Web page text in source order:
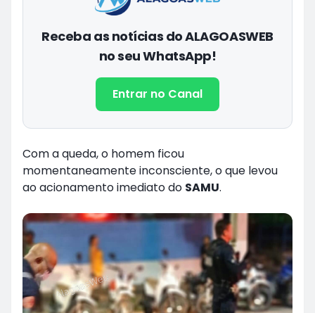
Receba as notícias do ALAGOASWEB
no seu WhatsApp!
Entrar no Canal
Com a queda, o homem ficou
momentaneamente inconsciente, o que levou
ao acionamento imediato do SAMU.